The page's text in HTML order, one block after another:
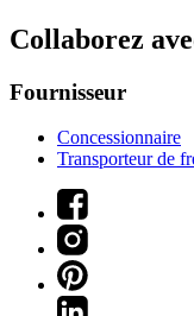
Collaborez
Fournisseur
Concessionnaire
Transporteur de